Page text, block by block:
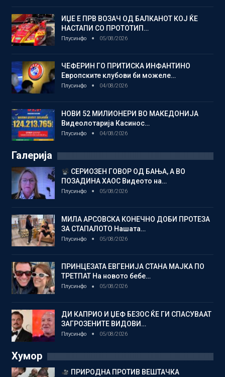
ИЏЕ Е ПРВ ВОЗАЧ ОД БАЛКАНОТ КОЈ ЌЕ
НАСТАПИ СО ПРОТОТИП…
Плусинфо 05/08/2026
ЧЕФЕРИН ГО ПРИТИСКА ИНФАНТИНО
Европските клубови би можеле…
Плусинфо 04/08/2026
НОВИ 52 МИЛИОНЕРИ ВО МАКЕДОНИЈА
Видеолотарија Касинос…
Плусинфо 04/08/2026
Галерија
СЕРИОЗЕН ГОВОР ОД БАЊА, А ВО
ПОЗАДИНА ХАОС Видеото на…
Плусинфо 05/08/2026
МИЛА АРСОВСКА КОНЕЧНО ДОБИ ПРОТЕЗА
ЗА СТАПАЛОТО Нашата…
Плусинфо 05/08/2026
ПРИНЦЕЗАТА ЕВГЕНИЈА СТАНА МАЈКА ПО
ТРЕТПАТ На новото бебе…
Плусинфо 05/08/2026
ДИ КАПРИО И ЏЕФ БЕЗОС ЌЕ ГИ СПАСУВААТ
ЗАГРОЗЕНИТЕ ВИДОВИ…
Плусинфо 05/08/2026
Хумор
ПРИРОДНА ПРОТИВ ВЕШТАЧКА